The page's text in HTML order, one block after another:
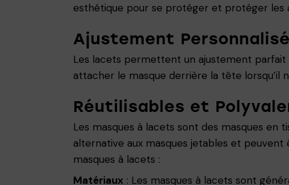
esthétique pour se protéger et protéger les
Ajustement Personnalisé
Les lacets permettent un ajustement
attacher le masque derrière la tête lorsqu’il
Réutilisables et
Les masques à lacets sont des masques en
alternative aux masques jetables et
masques à lacets :
Matériaux : Les masques à lacets sont